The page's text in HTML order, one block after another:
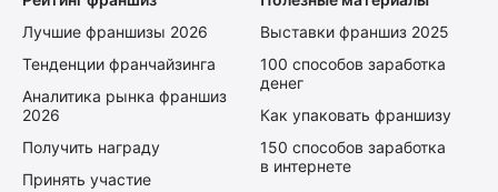
Лучшие франшизы 2026
Тенденции франчайзинга
Аналитика рынка франшиз
2026
Получить награду
Принять участие
Выставки франшиз 2025
100 способов заработка
денег
Как упаковать франшизу
150 способов заработка
в интернете